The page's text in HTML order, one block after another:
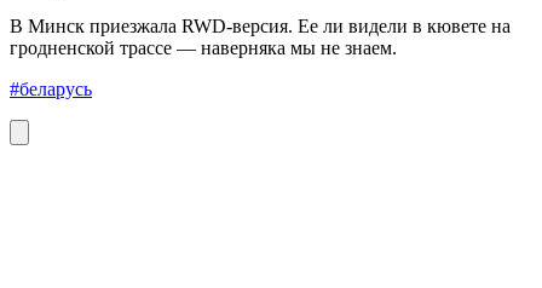
В Минск приезжала RWD-версия. Ее ли видели в кювете на
гродненской трассе — наверняка мы не знаем.
#беларусь